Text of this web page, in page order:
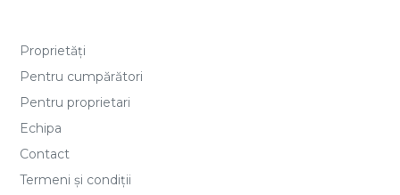
Proprietăți
Pentru cumpărători
Pentru proprietari
Echipa
Contact
Termeni și condiții